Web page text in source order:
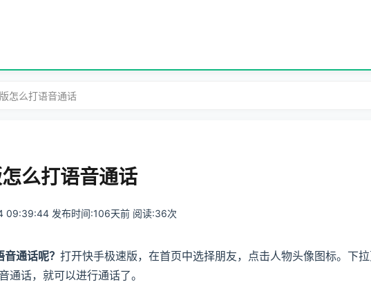
怎么打语音通话
么打语音通话
09:39:44 发布时间:106天前 阅读:36次
通话呢？ 打开快手极速版，在首页中选择朋友，点击人物头像图标。下
通话，就可以进行通话了。